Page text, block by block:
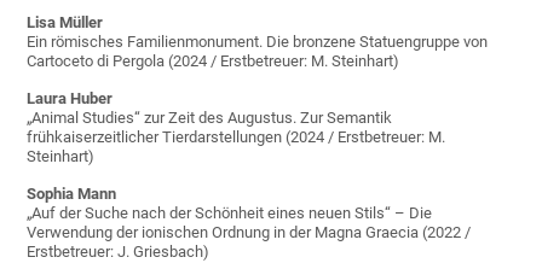
Lisa Müller
Ein römisches Familienmonument. Die bronzene Statuengruppe von
Cartoceto di Pergola (2024 / Erstbetreuer: M. Steinhart)
Laura Huber
„Animal Studies“ zur Zeit des Augustus. Zur Semantik
frühkaiserzeitlicher Tierdarstellungen (2024 / Erstbetreuer: M.
Steinhart)
Sophia Mann
„Auf der Suche nach der Schönheit eines neuen Stils“ – Die
Verwendung der ionischen Ordnung in der Magna Graecia (2022 /
Erstbetreuer: J. Griesbach)